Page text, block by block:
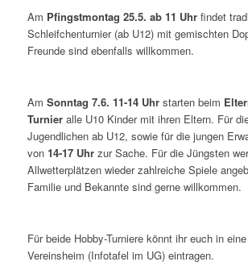
Am Pfingstmontag 25.5. ab 11 Uhr findet
Schleifchenturnier (ab U12) mit gemischten
Freunde sind ebenfalls willkommen.
Am Sonntag 7.6. 11-14 Uhrstarten beim
Turnieralle U10 Kinder mit ihren Eltern. Für
Jugendlichen ab U12, sowie für die jungen
von 14-17 Uhrzur Sache. Für die Jüngsten
Allwetterplätzen wieder zahlreiche Spiele
Familie und Bekannte sind gerne willkommen.
Für beide Hobby-Turniere könnt ihr euch in
Vereinsheim (Infotafel im UG) eintragen.